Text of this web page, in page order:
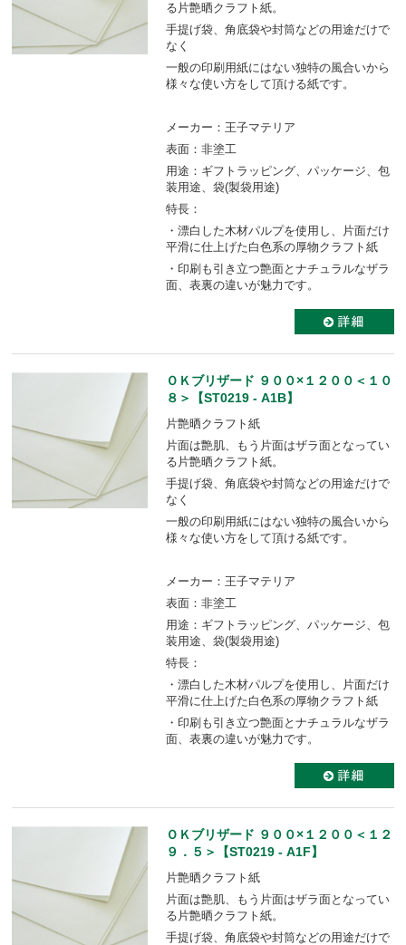
る片艶晒クラフト紙。
手提げ袋、角底袋や封筒などの用途だけで
なく
一般の印刷用紙にはない独特の風合いから
様々な使い方をして頂ける紙です。
メーカー：王子マテリア
表面：非塗工
用途：ギフトラッピング、パッケージ、包
装用途、袋(製袋用途)
特長：
・漂白した木材パルプを使用し、片面だけ
平滑に仕上げた白色系の厚物クラフト紙
・印刷も引き立つ艶面とナチュラルなザラ
面、表裏の違いが魅力です。
ＯＫブリザード ９００×１２００＜１０
８＞【ST0219 - A1B】
片艶晒クラフト紙
片面は艶肌、もう片面はザラ面となってい
る片艶晒クラフト紙。
手提げ袋、角底袋や封筒などの用途だけで
なく
一般の印刷用紙にはない独特の風合いから
様々な使い方をして頂ける紙です。
メーカー：王子マテリア
表面：非塗工
用途：ギフトラッピング、パッケージ、包
装用途、袋(製袋用途)
特長：
・漂白した木材パルプを使用し、片面だけ
平滑に仕上げた白色系の厚物クラフト紙
・印刷も引き立つ艶面とナチュラルなザラ
面、表裏の違いが魅力です。
ＯＫブリザード ９００×１２００＜１２
９．５＞【ST0219 - A1F】
片艶晒クラフト紙
片面は艶肌、もう片面はザラ面となってい
る片艶晒クラフト紙。
手提げ袋、角底袋や封筒などの用途だけで